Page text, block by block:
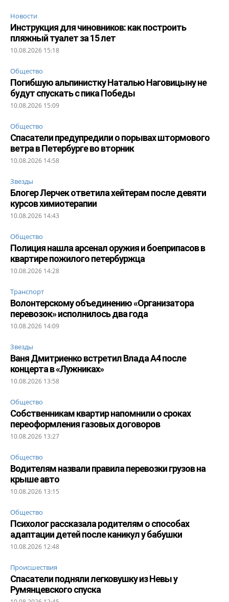
Новости
Инструкция для чиновников: как построить
пляжный туалет за 15 лет
10.08.2026 15:18
Общество
Погибшую альпинистку Наталью Наговицыну не
будут спускать с пика Победы
10.08.2026 15:09
Общество
Спасатели предупредили о порывах штормового
ветра в Петербурге во вторник
10.08.2026 14:58
Звезды
Блогер Лерчек ответила хейтерам после девяти
курсов химиотерапии
10.08.2026 14:43
Общество
Полиция нашла арсенал оружия и боеприпасов в
квартире пожилого петербуржца
10.08.2026 14:28
Транспорт
Волонтерскому объединению «Организатора
перевозок» исполнилось два года
10.08.2026 14:09
Звезды
Ваня Дмитриенко встретил Влада А4 после
концерта в «Лужниках»
10.08.2026 13:58
Общество
Собственникам квартир напомнили о сроках
переоформления газовых договоров
10.08.2026 13:27
Общество
Водителям назвали правила перевозки грузов на
крыше авто
10.08.2026 13:15
Общество
Психолог рассказала родителям о способах
адаптации детей после каникул у бабушки
10.08.2026 12:48
Происшествия
Спасатели подняли легковушку из Невы у
Румянцевского спуска